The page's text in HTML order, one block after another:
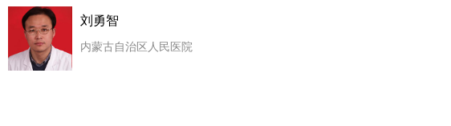
刘勇智
内蒙古自治区人民医院